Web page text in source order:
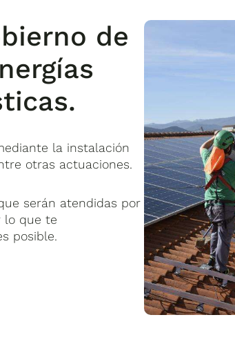
de
la instalación
otras actuaciones.
serán atendidas por
lo que te
posible.